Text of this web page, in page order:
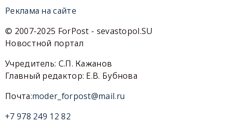
Реклама на сайте
© 2007-2025 ForPost - sevastopol.SU
Новостной портал
Учредитель: С.П. Кажанов
Главный редактор: Е.В. Бубнова
Почта:moder_forpost@mail.ru
+7 978 249 12 82